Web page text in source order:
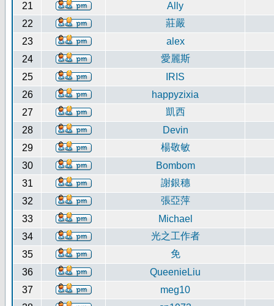
21
Ally
22
莊嚴
23
alex
24
愛麗斯
25
IRIS
26
happyzixia
27
凱西
28
Devin
29
楊敬敏
30
Bombom
31
謝銀穗
32
張亞萍
33
Michael
34
光之工作者
35
免
36
QueenieLiu
37
meg10